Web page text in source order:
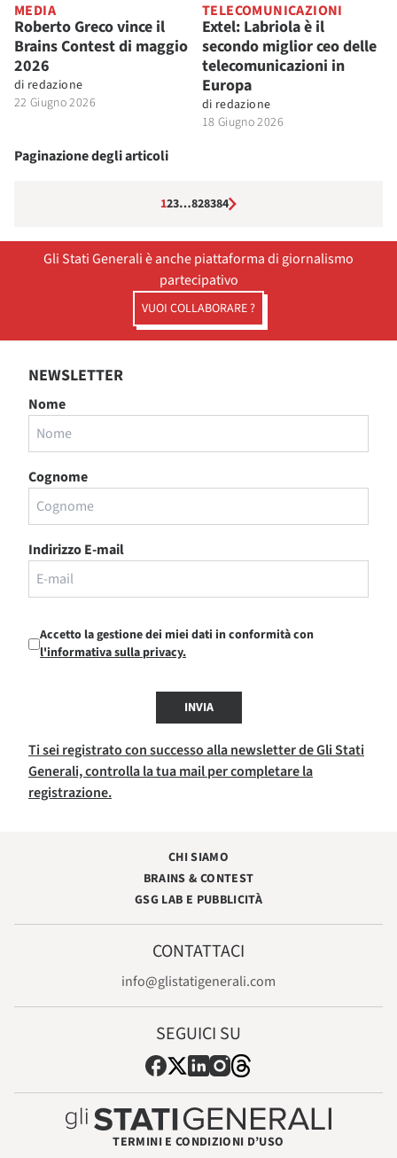
MEDIA
Roberto Greco vince il
Brains Contest di maggio
2026
di redazione
22 Giugno 2026
TELECOMUNICAZIONI
Extel: Labriola è il
secondo miglior ceo delle
telecomunicazioni in
Europa
di redazione
18 Giugno 2026
Paginazione degli articoli
123…828384
Gli Stati Generali è anche piattaforma di giornalismo
partecipativo
VUOI COLLABORARE ?
NEWSLETTER
Nome
Cognome
Indirizzo E-mail
Accetto la gestione dei miei dati in conformità con
l'informativa sulla privacy.
INVIA
Ti sei registrato con successo alla newsletter de Gli Stati
Generali, controlla la tua mail per completare la
registrazione.
CHI SIAMO
BRAINS & CONTEST
GSG LAB E PUBBLICITÀ
CONTATTACI
info@glistatigenerali.com
SEGUICI SU
TERMINI E CONDIZIONI D’USO